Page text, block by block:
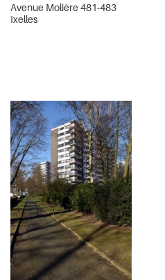
Avenue Molière 481-483
Ixelles